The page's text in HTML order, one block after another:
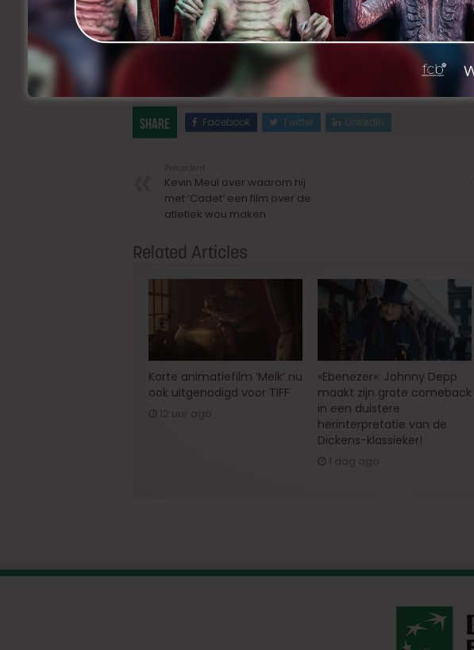
Share Facebook Twitter LinkedIn
Kevin Meul over waarom hij
met ’Cadet’ een film over de
atletiek wou maken
Related Articles
Korte animatiefilm ‘Melk’ nu
ook uitgenodigd voor TIFF
12 uur ago
«Ebenezer»: Johnny Depp
maakt zijn grote comeback
in een duistere
herinterpretatie van de
Dickens-klassieker!
1 dag ago